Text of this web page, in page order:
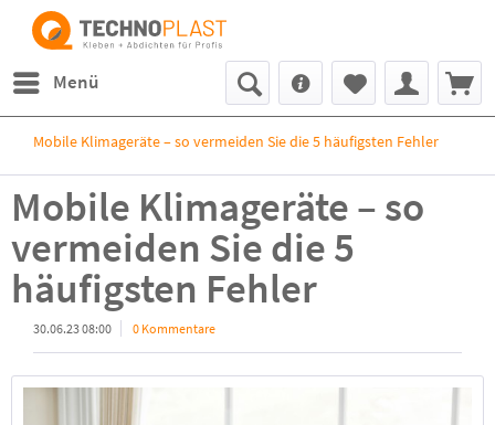
Menü
Mobile Klimageräte – so vermeiden Sie die 5 häufigsten Fehler
Mobile Klimageräte – so
vermeiden Sie die 5
häufigsten Fehler
30.06.23 08:00 0 Kommentare